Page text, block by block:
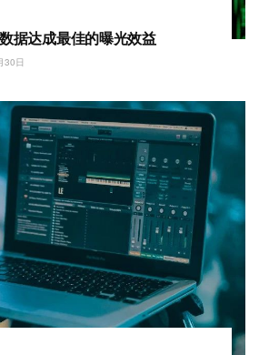
据达成最佳的曝光效益
30日